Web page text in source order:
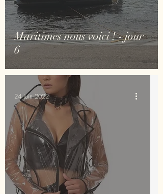
Maritimes nous voici ! - jour
6
24 juin 2022